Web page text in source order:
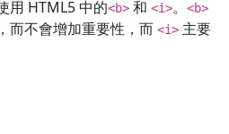
用 HTML5 中的<b> 和 <i>。 <b>
而不會增加重要性，而 <i> 主要